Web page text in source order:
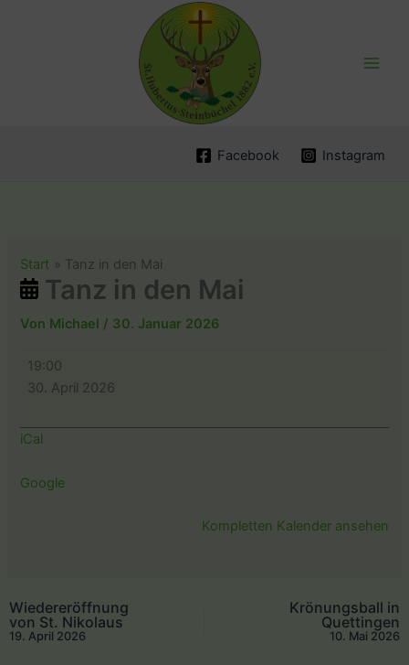
Facebook Instagram
Start Tanz in den Mai
Tanz in den Mai
Von Michael / 30. Januar 2026
Tanz
in
Mai
19:00
30. April 2026
iCal
Google
Kompletten Kalender ansehen
Wiedereröffnung
von St. Nikolaus
19. April 2026
Krönungsball in
Quettingen
10. Mai 2026